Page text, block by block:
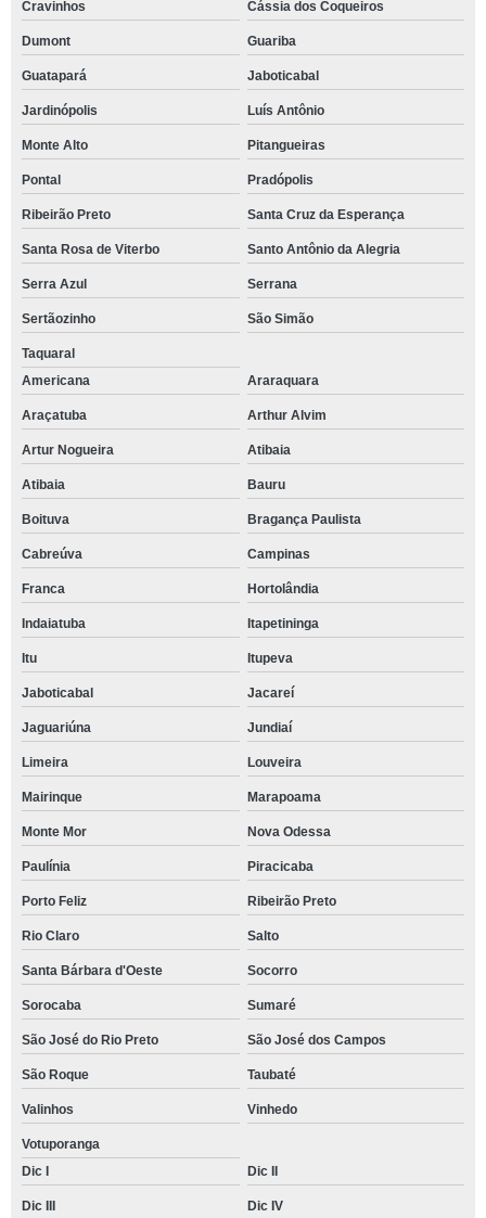
Cravinhos Cássia dos Coqueiros
Dumont Guariba
Guatapará Jaboticabal
Jardinópolis Luís Antônio
Monte Alto Pitangueiras
Pontal Pradópolis
Ribeirão Preto Santa Cruz da Esperança
Santa Rosa de Viterbo Santo Antônio da Alegria
Serra Azul Serrana
Sertãozinho São Simão
Taquaral
Americana
Araraquara
Araçatuba Arthur Alvim
Artur Nogueira Atibaia
Atibaia Bauru
Boituva Bragança Paulista
Cabreúva Campinas
Franca Hortolândia
Indaiatuba Itapetininga
Itu Itupeva
Jaboticabal Jacareí
Jaguariúna Jundiaí
Limeira Louveira
Mairinque Marapoama
Monte Mor Nova Odessa
Paulínia Piracicaba
Porto Feliz Ribeirão Preto
Rio Claro Salto
Santa Bárbara d'Oeste Socorro
Sorocaba Sumaré
São José do Rio Preto São José dos Campos
São Roque Taubaté
Valinhos Vinhedo
Votuporanga
Dic I
Dic II
Dic III Dic IV